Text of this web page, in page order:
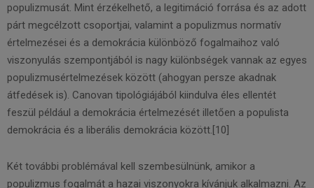
populizmusát. Mint érzékelhető, a legitimáció forrása és az adott
párt megcélzott csoportjai, valamint a populizmus normatív
értelmezései és a demokrácia különböző fogalmaihoz való
viszonyulás szempontjából is nagy különbségek vannak az egyes
populizmusértelmezések között (ahogyan persze akadnak
átfedések is). Canovan tipológiájából kiindulva éles ellentét
feszül például a demokrácia értelmezését illetően a populista
demokrácia és a liberális demokrácia között.[10]
Két további problémával kell szembesülnünk, amikor a
populizmus fogalmát a hazai viszonyokra kívánjuk alkalmazni. Az